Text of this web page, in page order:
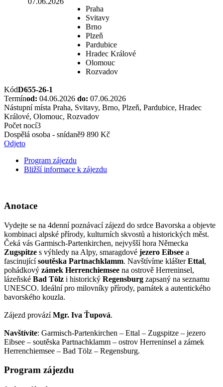
Praha
Svitavy
Brno
Plzeň
Pardubice
Hradec Králové
Olomouc
Rozvadov
KódD655-26-1
Termínod: 04.06.2026 do: 07.06.2026
Nástupní místa Praha, Svitavy, Brno, Plzeň, Pardubice, Hradec
Králové, Olomouc, Rozvadov
Počet nocí3
Dospělá osoba - snídaně9 890 Kč
Odjeto
Program zájezdu
Bližší informace k zájezdu
Anotace
Vydejte se na 4denní poznávací zájezd do srdce Bavorska a objevte
kombinaci alpské přírody, kulturních skvostů a historických měst.
Čeká vás Garmisch-Partenkirchen, nejvyšší hora Německa
Zugspitze s výhledy na Alpy, smaragdové jezero Eibsee a
fascinujícísoutěska Partnachklamm. Navštívíme klášterEttal,
pohádkový zámek Herrenchiemsee na ostrově Herreninsel,
lázeňské Bad Tölz i historický Regensburg zapsaný na seznamu
UNESCO. Ideální pro milovníky přírody, památek a autentického
bavorského kouzla.
Zájezd provázíMgr. Iva Ťupová.
Navštívíte: Garmisch-Partenkirchen – Ettal – Zugspitze – jezero
Eibsee – soutěska Partnachklamm – ostrov Herreninsel a zámek
Herrenchiemsee – Bad Tölz – Regensburg.
Program zájezdu